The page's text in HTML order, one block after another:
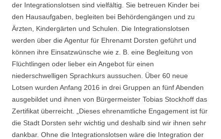
der Integrationslotsen sind vielfältig. Sie betreuen Kinder bei
den Hausaufgaben, begleiten bei Behördengängen und zu
Ärzten, Kindergärten und Schulen. Die Integrationslotsen
werden über die Agentur für Ehrenamt Dorsten geführt und
können ihre Einsatzwünsche wie z. B. eine Begleitung von
Flüchtlingen oder lieber ein Angebot für einen
niederschwelligen Sprachkurs aussuchen. Über 60 neue
Lotsen wurden Anfang 2016 in drei Gruppen an fünf Abenden
ausgebildet und ihnen von Bürgermeister Tobias Stockhoff das
Zertifikat überreicht. „Dieses ehrenamtliche Engagement ist für
die Stadt Dorsten sehr wichtig und deshalb sind wir ihnen sehr
dankbar. Ohne die Integrationslotsen wäre die Integration der